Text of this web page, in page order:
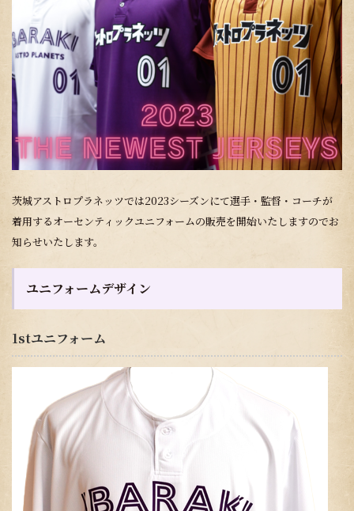
茨城アストロプラネッツでは2023シーズンにて選手・監督・コーチが
着用するオーセンティックユニフォームの販売を開始いたしますのでお
知らせいたします。
ユニフォームデザイン
1stユニフォーム